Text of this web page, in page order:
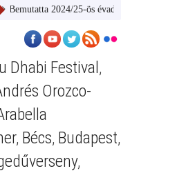
2024/25-ös évadát a MÁV Szimfonikus
Dhabi Festival ,
Orozco-
, Bécs, Budapest,
,